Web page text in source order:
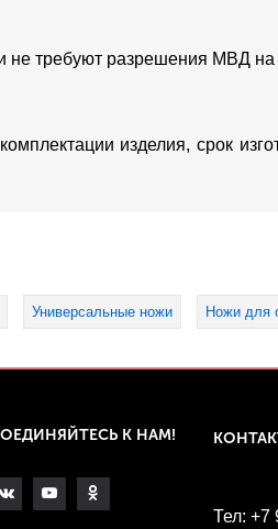
не требуют разрешения МВД
изделия, срок
Универсальные ножи Ножи для
К НАМ!
Тел: +7